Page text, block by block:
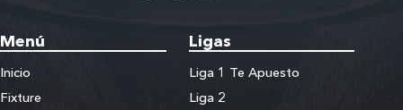
Menú
Inicio
Fixture
Ligas
Liga 1 Te Apuesto
Liga 2